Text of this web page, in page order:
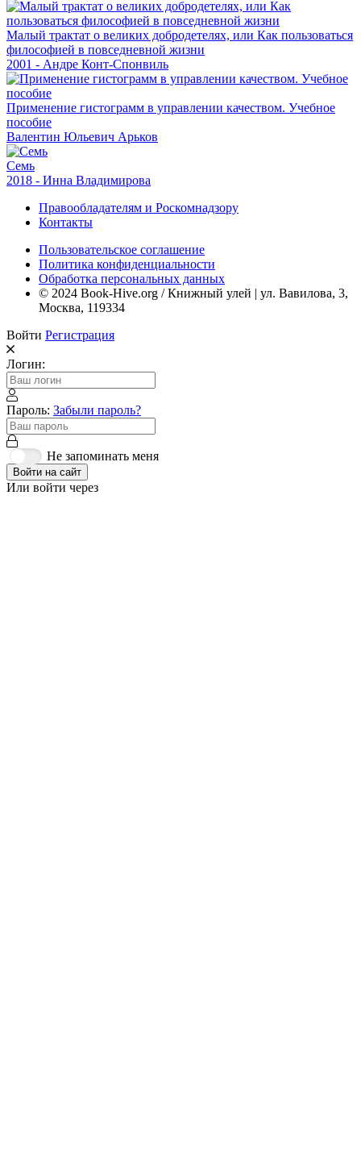
Малый трактат о великих добродетелях, или Как пользоваться
философией в повседневной жизни
2001 - Андре Конт-Спонвиль
Применение гистограмм в управлении качеством. Учебное
пособие
Валентин Юльевич Арьков
Семь
2018 - Инна Владимирова
Правообладателям и Роскомнадзору
Контакты
Пользовательское соглашение
Политика конфиденциальности
Обработка персональных данных
© 2024 Book-Hive.org / Книжный улей | ул. Вавилова, 3,
Москва, 119334
Войти Регистрация
Логин:
Пароль: Забыли пароль?
Не запоминать меня
Войти на сайт
Или войти через